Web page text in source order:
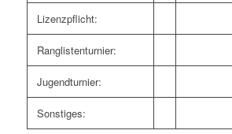
Lizenzpflicht:
Ranglistenturnier:
Jugendturnier:
Sonstiges: